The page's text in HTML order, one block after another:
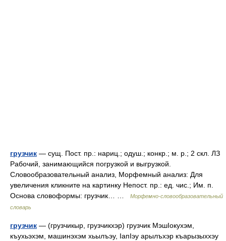
грузчик — сущ. Пост. пр.: нариц.; одуш.; конкр.; м. р.; 2 скл. ЛЗ
Рабочий, занимающийся погрузкой и выгрузкой.
Словообразовательный анализ, Морфемный анализ: Для
увеличения кликните на картинку Непост. пр.: ед. чис.; Им. п.
Основа словоформы: грузчик… …
Морфемно-словообразовательный
словарь
грузчик — (грузчикыр, грузчикхэр) грузчик МэшIокухэм,
къухьэхэм, машинэхэм хьылъэу, IапIэу арылъхэр къарызыххэу